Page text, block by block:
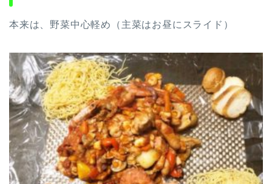
本来は、野菜中心軽め（主菜はお昼にスライド）